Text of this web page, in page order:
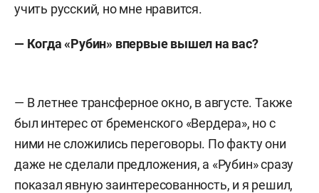
учить русский, но мне нравится.
— Когда «Рубин» впервые вышел на вас?
— В летнее трансферное окно, в августе. Также
был интерес от бременского «Вердера», но с
ними не сложились переговоры. По факту они
даже не сделали предложения, а «Рубин» сразу
показал явную заинтересованность, и я решил,